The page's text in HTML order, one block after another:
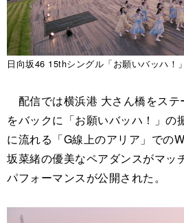
日向坂46 15thシングル「お願いバッハ！」
配信では横浜港 大さん橋をステ
をバックに「お願いバッハ！」の
に流れる「G線上のアリア」での
坂菜緒の優美なペアダンスがマッ
パフォーマンスが公開された。